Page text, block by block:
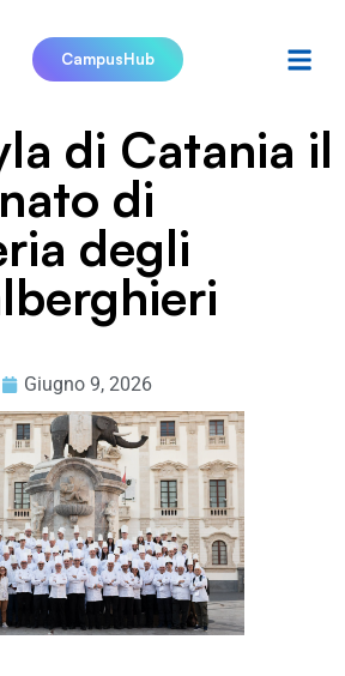
CampusHub
di Catania il
di
degli
Giugno 9, 2026